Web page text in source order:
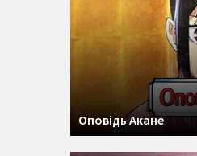
Оповідь Акане